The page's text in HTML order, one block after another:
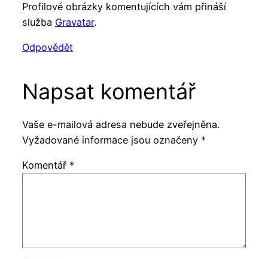
Profilové obrázky komentujících vám přináší
služba Gravatar.
Odpovědět
Napsat komentář
Vaše e-mailová adresa nebude zveřejněna.
Vyžadované informace jsou označeny *
Komentář *